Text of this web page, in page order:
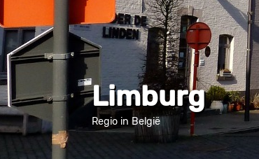
Limburg
Regio in België